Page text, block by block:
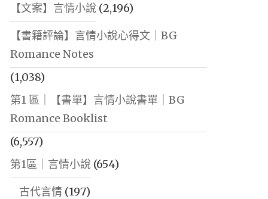
【文案】言情小說(2,196)
【書籍評論】言情小說心得文｜BG
Romance Notes
(1,038)
第1 區｜【書單】言情小說書單｜BG
Romance Booklist
(6,557)
第1區｜言情小說(654)
古代言情(197)